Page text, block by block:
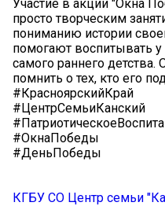
Участие в акции "Окна
просто творческим
пониманию истории
помогают воспитывать у
самого раннего детства.
помнить о тех, кто его
#КрасноярскийКрай
#ЦентрСемьиКанский
#ОкнаПобеды
#ДеньПобеды
КГБУ СО Центр семьи